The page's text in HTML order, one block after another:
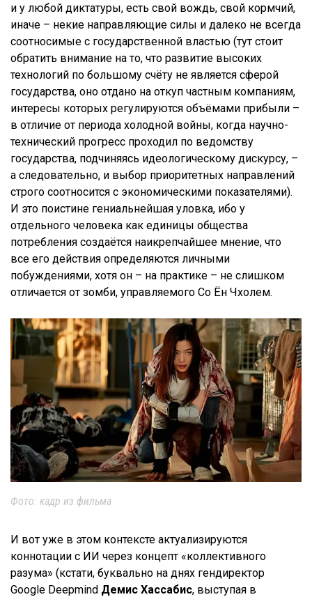
и у любой диктатуры, есть свой вождь, свой кормчий,
иначе – некие направляющие силы и далеко не всегда
соотносимые с государственной властью (тут стоит
обратить внимание на то, что развитие высоких
технологий по большому счёту не является сферой
государства, оно отдано на откуп частным компаниям,
интересы которых регулируются объёмами прибыли –
в отличие от периода холодной войны, когда научно-
технический прогресс проходил по ведомству
государства, подчиняясь идеологическому дискурсу, –
а следовательно, и выбор приоритетных направлений
строго соотносится с экономическими показателями).
И это поистине гениальнейшая уловка, ибо у
отдельного человека как единицы общества
потребления создаётся наикрепчайшее мнение, что
все его действия определяются личными
побуждениями, хотя он – на практике – не слишком
отличается от зомби, управляемого Со Ён Чхолем.
Фото: кадр из фильма
И вот уже в этом контексте актуализируются
коннотации с ИИ через концепт «коллективного
разума» (кстати, буквально на днях гендиректор
Google Deepmind Демис Хассабис, выступая в